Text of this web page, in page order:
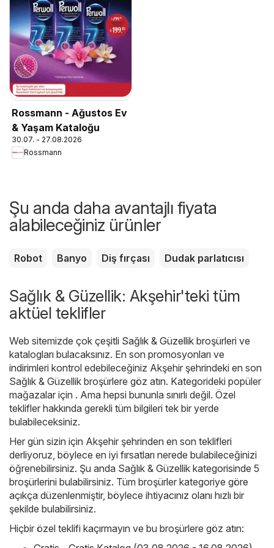
Rossmann - Ağustos Ev
& Yaşam Kataloğu
30.07. - 27.08.2026
Rossmann
Şu anda daha avantajlı fiyata
alabileceğiniz ürünler
Robot Banyo Diş fırçası Dudak parlatıcısı
Sağlık & Güzellik: Akşehir'teki tüm
aktüel teklifler
Web sitemizde çok çeşitli Sağlık & Güzellik broşürleri ve
katalogları bulacaksınız. En son promosyonları ve
indirimleri kontrol edebileceğiniz Akşehir şehrindeki en son
Sağlık & Güzellik broşürlere göz atın. Kategorideki popüler
mağazalar için . Ama hepsi bununla sınırlı değil. Özel
teklifler hakkında gerekli tüm bilgileri tek bir yerde
bulabileceksiniz.
Her gün sizin için Akşehir şehrinden en son teklifleri
derliyoruz, böylece en iyi fırsatları nerede bulabileceğinizi
öğrenebilirsiniz. Şu anda Sağlık & Güzellik kategorisinde 5
broşürlerini bulabilirsiniz. Tüm broşürler kategoriye göre
açıkça düzenlenmiştir, böylece ihtiyacınız olanı hızlı bir
şekilde bulabilirsiniz.
Hiçbir özel teklifi kaçırmayın ve bu broşürlere göz atın: